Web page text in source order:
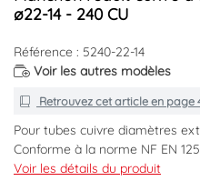
ø22-14 - 240 CU
Référence : 5240-22-14
Voir les autres modèles
Retrouvez cet article en page
Pour tubes cuivre diamètres
Conforme à la norme NF EN
Voir les détails du produit